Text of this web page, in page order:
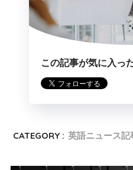
この記事が気に入っ
CATEGORY : 英語ニュース記